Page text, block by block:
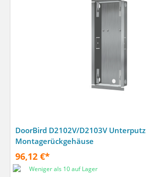
DoorBird D2102V/D2103V Unterputz
Montagerückgehäuse
96,12 €*
Weniger als 10 auf Lager